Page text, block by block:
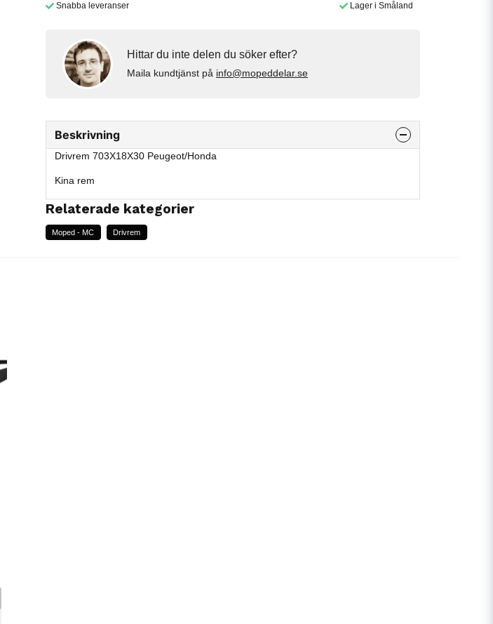
Snabba leveranser Lager i Småland
Hittar du inte delen du söker efter?
Maila kundtjänst på info@mopeddelar.se
Beskrivning
Drivrem 703X18X30 Peugeot/Honda
Kina rem
Relaterade kategorier
Moped - MC Drivrem